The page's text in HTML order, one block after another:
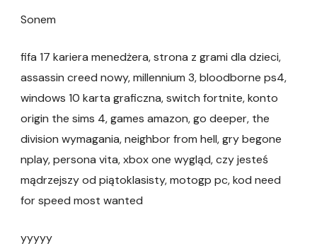
Sonem
fifa 17 kariera menedżera, strona z grami dla dzieci,
assassin creed nowy, millennium 3, bloodborne ps4,
windows 10 karta graficzna, switch fortnite, konto
origin the sims 4, games amazon, go deeper, the
division wymagania, neighbor from hell, gry begone
nplay, persona vita, xbox one wygląd, czy jesteś
mądrzejszy od piątoklasisty, motogp pc, kod need
for speed most wanted
yyyyy